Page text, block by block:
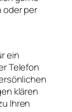
oder per
ein
Telefon
klären
Ihren